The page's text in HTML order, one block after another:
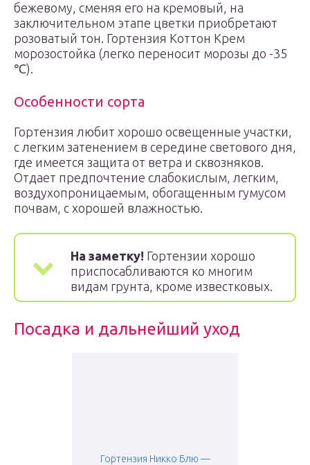
бежевому, сменяя его на кремовый, на
заключительном этапе цветки приобретают
розоватый тон. Гортензия Коттон Крем
морозостойка (легко переносит морозы до -35
℃).
Особенности сорта
Гортензия любит хорошо освещенные участки,
с легким затенением в середине светового дня,
где имеется защита от ветра и сквозняков.
Отдает предпочтение слабокислым, легким,
воздухопроницаемым, обогащенным гумусом
почвам, с хорошей влажностью.
На заметку! Гортензии хорошо
приспосабливаются ко многим
видам грунта, кроме известковых.
Посадка и дальнейший уход
Гортензия Никко Блю —